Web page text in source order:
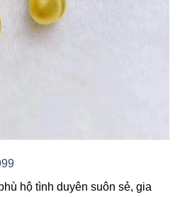
hộ tình duyên suôn sẻ, gia